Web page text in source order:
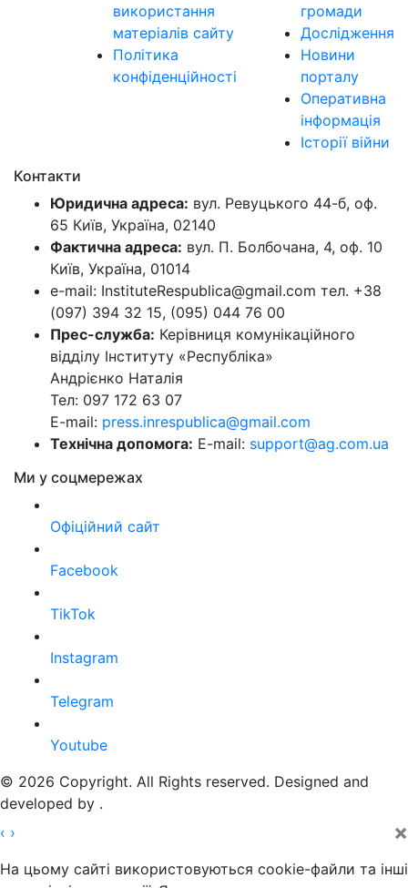
використання
матеріалів сайту
Політика
конфіденційності
громади
Дослідження
Новини
порталу
Оперативна
інформація
Історії війни
Контакти
Юридична адреса: вул. Ревуцького 44-б, оф.
65 Київ, Україна, 02140
Фактична адреса: вул. П. Болбочана, 4, оф. 10
Київ, Україна, 01014
e-mail: InstituteRespublica@gmail.com тел. +38
(097) 394 32 15, (095) 044 76 00
Прес-служба: Керівниця комунікаційного
відділу Інституту «Республіка»
Андрієнко Наталія
Тел: 097 172 63 07
E-mail: press.inrespublica@gmail.com
Технічна допомога: E-mail: support@ag.com.ua
Ми у соцмережах
Офіційний сайт
Facebook
TikTok
Instagram
Telegram
Youtube
© 2026 Copyright. All Rights reserved. Designed and
developed by .
‹ › ×
На цьому сайті використовуються cookie-файли та інші